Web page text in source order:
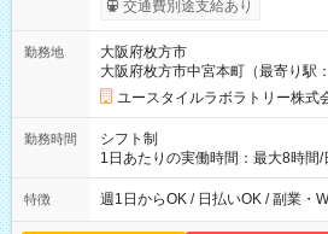
間×4回=5万8,560円 週3回勤務の場合：1,830円×8時間×12回
月 ※ 雇用形態と給与に、本採用時
用形態：本採用時と同じです。 給
交通費別途支給あり
勤務地
大阪府枚方市
大阪府枚方市中宮本町（最寄り駅
ユースタイルラボラトリー株式
勤務時間
シフト制
1日あたりの実働時間：最大8時間/
00 ※週1日～OK ／ 夜勤専従 ＊＊ 勤務時間例 ＊＊ ■22時か
ら翌7時 ■23時から翌8時 ■24時から翌9時
特徴 週1日からOK / 日払いOK / 副業・